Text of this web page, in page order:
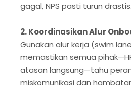
gagal, NPS pasti turun drastis.
2. Koordinasikan Alur
Gunakan alur kerja (swim
memastikan semua
atasan langsung—tahu
miskomunikasi dan